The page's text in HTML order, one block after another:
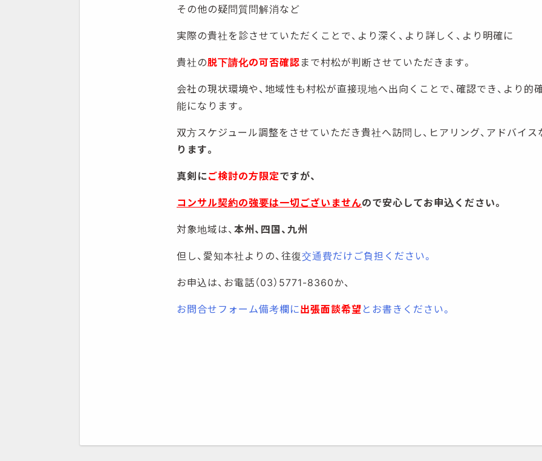
その他の疑問質問解消など
実際の貴社を診させていただくことで、より深く、より詳しく、より明確に
貴社の脱下請化の可否確認まで村松が判断させていただきます。
会社の現状環境や、地域性も村松が直接現地へ出向くことで、確認でき、より的
能になります。
双方スケジュール調整をさせていただき貴社へ訪問し、ヒアリング、アドバイス
ります。
真剣にご検討の方限定ですが、
コンサル契約の強要は一切ございませんので安心してお申込ください。
対象地域は、 本州、四国、九州
但し、愛知本社よりの、往復交通費だけご負担ください。
お申込は、お電話（03）5771-8360か、
お問合せフォーム備考欄に出張面談希望とお書きください。